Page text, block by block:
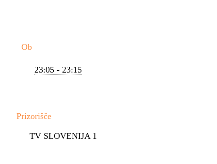
Ob
23:05 - 23:15
Prizorišče
TV SLOVENIJA 1